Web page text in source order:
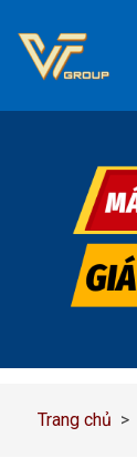
đến
Trang chủ >